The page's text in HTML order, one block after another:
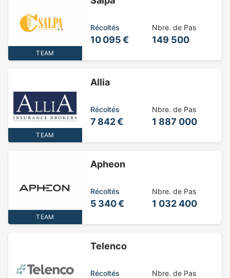
TEAM
Récoltés
10 095 €
Nbre. de Pas
149 500
TEAM
Allia
Récoltés
7 842 €
Nbre. de Pas
1 887 000
TEAM
Apheon
Récoltés
5 340 €
Nbre. de Pas
1 032 400
Telenco
Récoltés Nbre. de Pas